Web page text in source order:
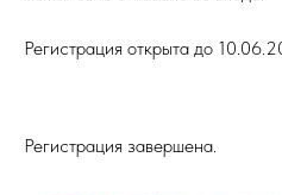
Регистрация открыта до
Регистрация завершена.